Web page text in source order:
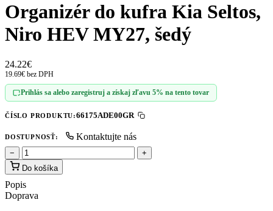
Organizér do kufra Kia Seltos,
Niro HEV MY27, šedý
24.22€
19.69€ bez DPH
Prihlás sa alebo zaregistruj a získaj zľavu 5% na tento tovar
ČÍSLO PRODUKTU:66175ADE00GR
DOSTUPNOSŤ: Kontaktujte nás
−
+
Do košíka
Popis
Doprava